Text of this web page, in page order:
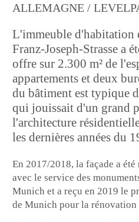
ALLEMAGNE /
L'immeuble d'habitation
Franz-Joseph-Strasse a
offre sur 2.300 m² de
appartements et deux
du bâtiment est typique
qui jouissait d'un grand
l'architecture
les dernières années du
En 2017/2018, la façade a été
avec le service des
Munich et a reçu en 2019 le
de Munich pour la rénovation